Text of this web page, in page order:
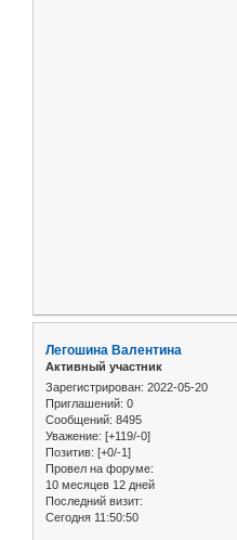
Легошина Валентина
Активный участник
Зарегистрирован: 2022-05-20
Приглашений: 0
Сообщений: 8495
Уважение: [+119/-0]
Позитив: [+0/-1]
Провел на форуме:
10 месяцев 12 дней
Последний визит:
Сегодня 11:50:50